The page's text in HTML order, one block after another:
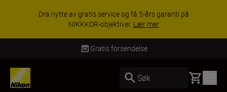
Dra nytte av gratis service og få 5-års garanti på
NIKKKOR-objektiver.Lær mer
Gratis forsendelse
Søk Basket